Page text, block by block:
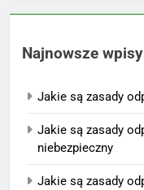
Najnowsze wpisy
Jakie są zasady
Jakie są zasady
niebezpieczny
Jakie są zasady